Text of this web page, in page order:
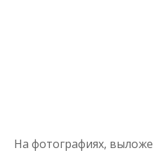
На фотографиях,